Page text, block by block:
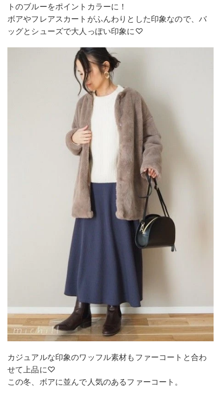
トのブルーをポイントカラーに！
ボアやフレアスカートがふんわりとした印象なので、バ
ッグとシューズで大人っぽい印象に♡
カジュアルな印象のワッフル素材もファーコートと合わ
せて上品に♡
この冬、ボアに並んで人気のあるファーコート。